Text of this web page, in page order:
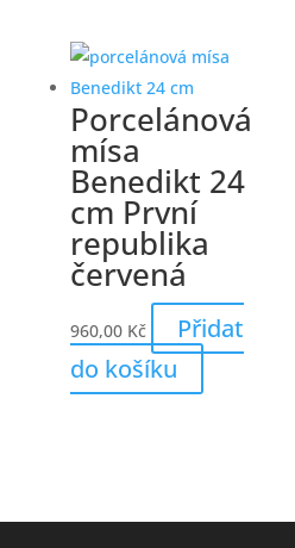
Porcelánová
mísa
Benedikt 24
cm První
republika
červená
960,00 Kč
Přidat
do košíku